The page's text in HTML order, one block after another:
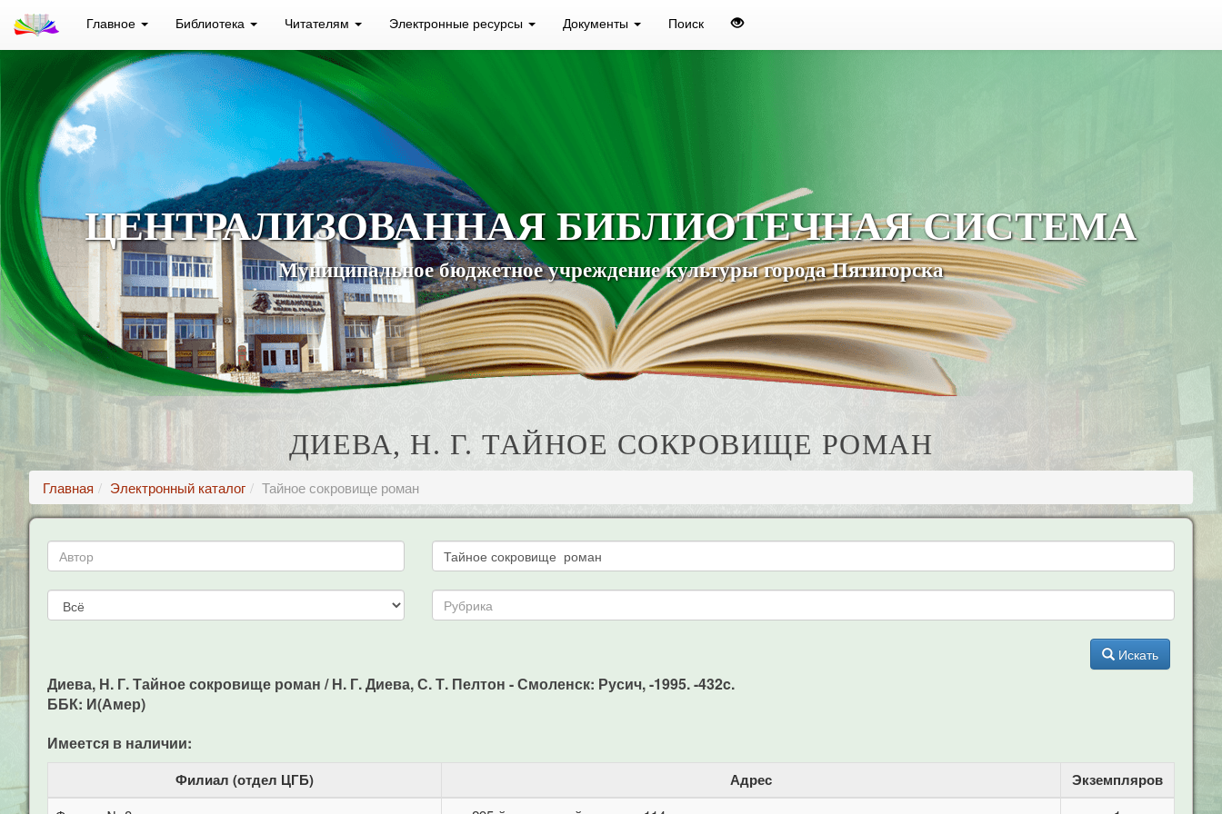
Главное Библиотека Читателям Электронные ресурсы Документы Поиск
ЦЕНТРАЛИЗОВАННАЯ БИБЛИОТЕЧНАЯ СИСТЕМА
Муниципальное бюджетное учреждение культуры города Пятигорска
ДИЕВА, Н. Г. ТАЙНОЕ СОКРОВИЩЕ РОМАН
Главная Электронный каталог Тайное сокровище роман
Искать
Диева, Н. Г. Тайное сокровище роман / Н. Г. Диева, С. Т. Пелтон - Смоленск: Русич, -1995. -432c.
ББК: И(Амер)
Имеется в наличии:
Филиал (отдел ЦГБ) Адрес Экземпляров